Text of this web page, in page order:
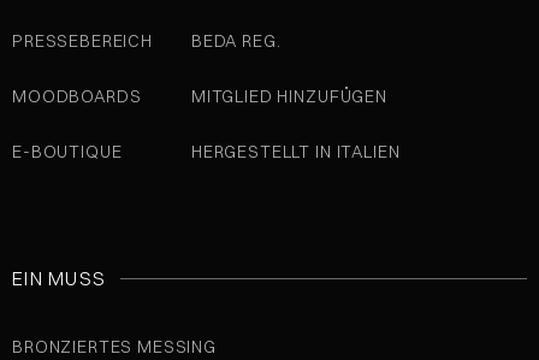
PRESSEBEREICH
MOODBOARDS
E-BOUTIQUE
BEDA REG.
MITGLIED HINZUFÜGEN
HERGESTELLT IN ITALIEN
EIN MUSS
BRONZIERTES MESSING